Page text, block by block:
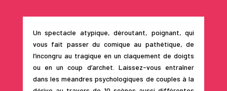
Un spectacle atypique, déroutant, poignant, qui
vous fait passer du comique au pathétique, de
l’incongru au tragique en un claquement de doigts
ou en un coup d’archet. Laissez-vous entraîner
dans les méandres psychologiques de couples à la